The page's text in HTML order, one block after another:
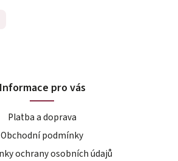
Informace pro vás
Platba a doprava
Obchodní podmínky
ochrany osobních údajů